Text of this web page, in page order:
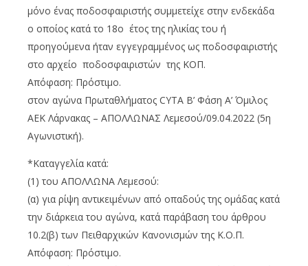
μόνο ένας ποδοσφαιριστής συμμετείχε στην ενδεκάδα
ο οποίος κατά το 18ο έτος της ηλικίας του ή
προηγούμενα ήταν εγγεγραμμένος ως ποδοσφαιριστής
στο αρχείο ποδοσφαιριστών της ΚΟΠ.
Απόφαση: Πρόστιμο.
στον αγώνα Πρωταθλήματος CYTA Β’ Φάση Α’ Όμιλος
ΑΕΚ Λάρνακας – ΑΠΟΛΛΩΝΑΣ Λεμεσού/09.04.2022 (5η
Αγωνιστική).
*Καταγγελία κατά:
(1) του ΑΠΟΛΛΩΝΑ Λεμεσού:
(α) για ρίψη αντικειμένων από οπαδούς της ομάδας κατά
την διάρκεια του αγώνα, κατά παράβαση του άρθρου
10.2(β) των Πειθαρχικών Κανονισμών της Κ.Ο.Π.
Απόφαση: Πρόστιμο.